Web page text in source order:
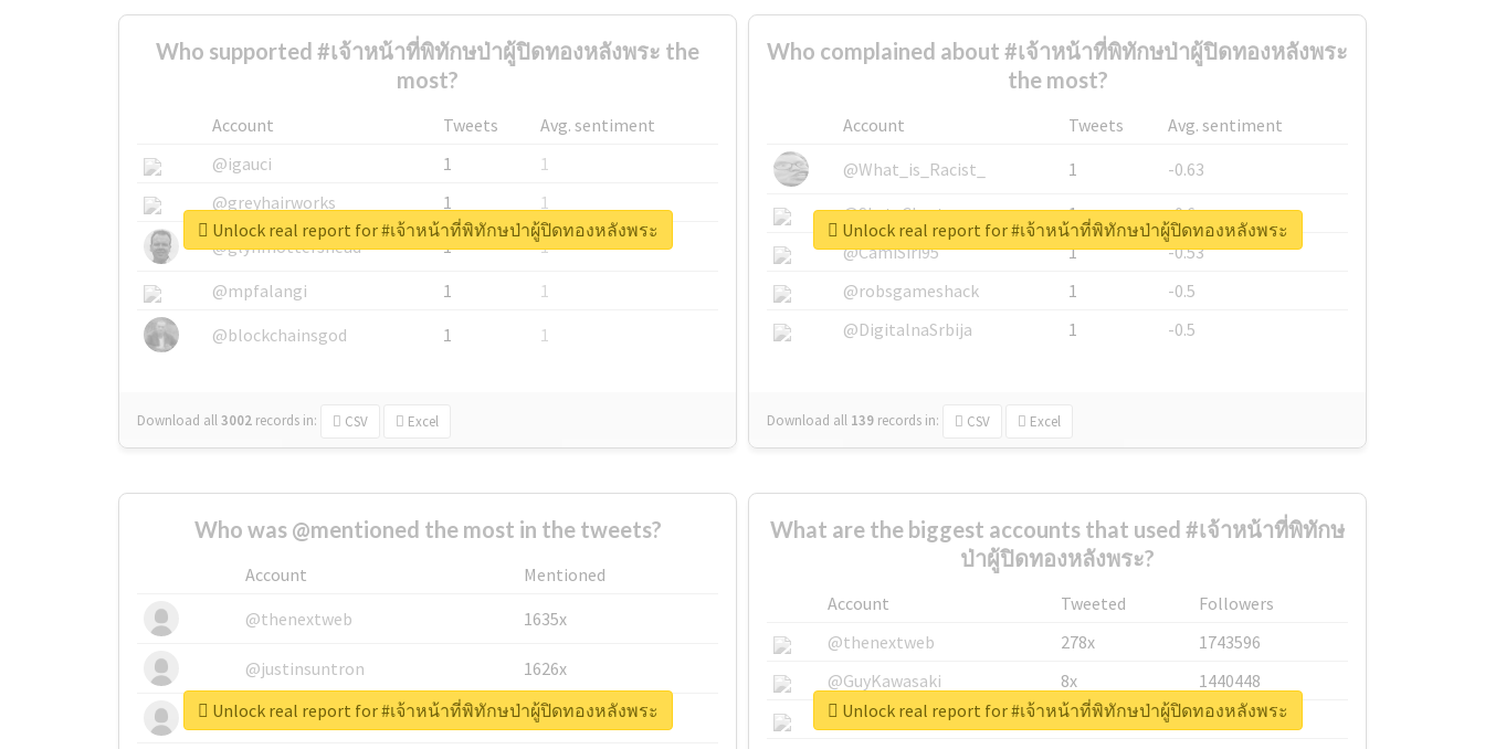
Who supported #เจ้าหน้าที่พิทักษป่าผู้ปิดทองหลังพระ the
most?
Account Tweets
Avg. sentiment
@igauci
1
1
@greyhairworks
1
1
@glynmottershead
1
1
@mpfalangi
1
1
@blockchainsgod
1 1
Download all3002 records in: CSV Excel
Unlock real report for #เจ้าหน้าที่พิทักษป่าผู้ปิดทองหลังพระ
Who complained about #เจ้าหน้าที่พิทักษป่าผู้ปิดทองหลังพระ
the most?
Account Tweets
Avg. sentiment
@What_is_Racist_
1
-0.63
@SkateChart
1
-0.6
@CamiSiri95
1
-0.53
@robsgameshack
1
-0.5
@DigitalnaSrbija
1 -0.5
Download all 139 records in: CSV Excel
Unlock real report for #เจ้าหน้าที่พิทักษป่าผู้ปิดทองหลังพระ
Who was @mentioned the most in the tweets?
Account
Mentioned
@thenextweb
1635x
@justinsuntron 1626x
@tnwevents 662x
Unlock real report for #เจ้าหน้าที่พิทักษป่าผู้ปิดทองหลังพระ
What are the biggest accounts that used #เจ้าหน้าที่พิทักษ
ป่าผู้ปิดทองหลังพระ?
Account Tweeted
Followers
@thenextweb
278x
1743596
@GuyKawasaki
8x
1440448
@justinsuntron
6x
1123950
Unlock real report for #เจ้าหน้าที่พิทักษป่าผู้ปิดทองหลังพระ